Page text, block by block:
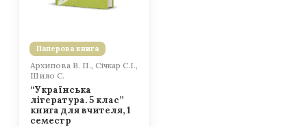
Паперова книга
Архипова В. П., Січкар С.І.,
Шило С.
“Українська
література. 5 клас”
книга для вчителя, 1
семестр